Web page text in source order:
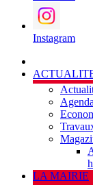
Instagram
Agenda
LA MAIRIE